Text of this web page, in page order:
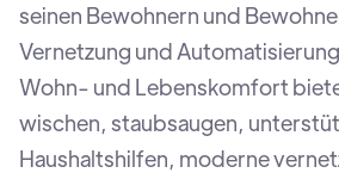
seinen Bewohnern und
Vernetzung und
Wohn- und Lebenskomfort
wischen, staubsaugen,
Haushaltshilfen, moderne